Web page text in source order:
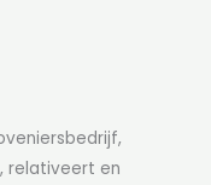
relativeert en